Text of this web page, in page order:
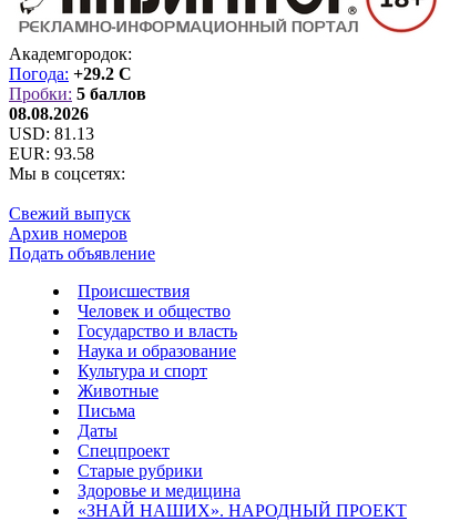
Академгородок:
Погода: +29.2 C
Пробки: 5 баллов
08.08.2026
USD: 81.13
EUR: 93.58
Мы в соцсетях:
Свежий выпуск
Архив номеров
Подать объявление
Происшествия
Человек и общество
Государство и власть
Наука и образование
Культура и спорт
Животные
Письма
Даты
Спецпроект
Старые рубрики
Здоровье и медицина
«ЗНАЙ НАШИХ». НАРОДНЫЙ ПРОЕКТ